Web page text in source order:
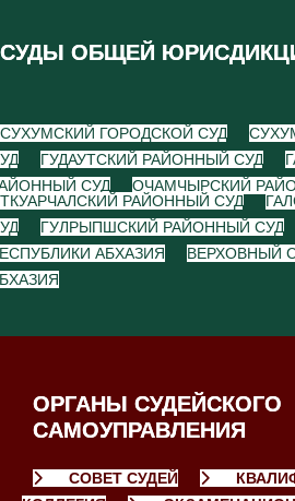
СУДЫ ОБЩЕЙ
СУХУМСКИЙ ГОРОДСКОЙ СУД
ГУДАУТСКИЙ РАЙОННЫЙ СУД
СУД
ОЧАМЧЫРСКИЙ
ТКУАРЧАЛСКИЙ РАЙОННЫЙ СУД
ГУЛРЫПШСКИЙ РАЙОННЫЙ СУД
АБХАЗИЯ
ВЕРХОВНЫЙ
ОРГАНЫ СУДЕЙСКОГО
САМОУПРАВЛЕНИЯ
СОВЕТ СУДЕЙ